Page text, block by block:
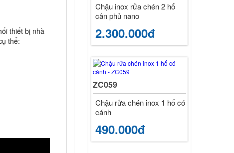
thiết bị nhà
thể:
Chậu inox rửa chén 2 hố
cân phủ nano
2.300.000đ
ZC059
Chậu rửa chén inox 1 hố có
cánh
490.000đ